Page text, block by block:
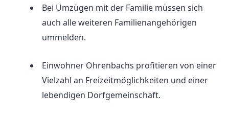
Bei Umzügen mit der Familie müssen sich
auch alle weiteren Familienangehörigen
ummelden.
Einwohner Ohrenbachs profitieren von einer
Vielzahl an Freizeitmöglichkeiten und einer
lebendigen Dorfgemeinschaft.